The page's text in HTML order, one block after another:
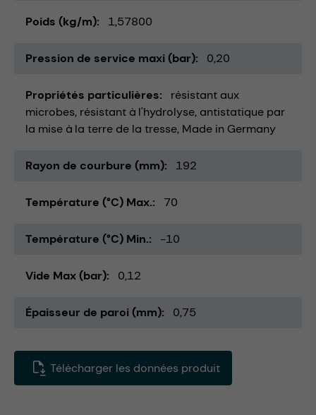
Poids (kg/m) 1,57800
Pression de service maxi (bar) 0,20
Propriétés particulières
résistant aux
microbes résistant à l'hydrolyse antistatique par
la mise à la terre de la tresse Made in Germany
Rayon de courbure (mm) 192
Température (°C) Max. 70
Température (°C) Min. -10
Vide Max (bar) 0,12
Épaisseur de paroi (mm) 0,75
Télécharger les données produit